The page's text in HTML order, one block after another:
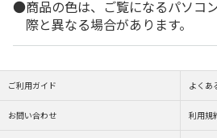
商品の色は、ご覧になるパソコ
際と異なる場合があります。
ご利用ガイド よくあ
お問い合わせ 利用規